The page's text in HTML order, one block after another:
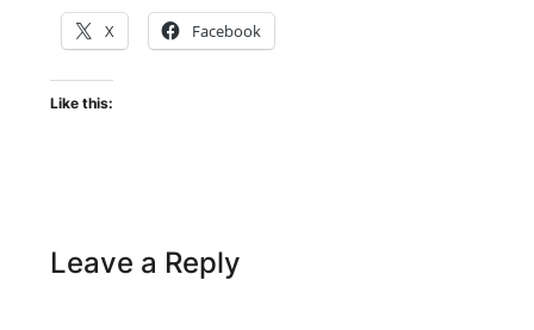
X Facebook
Like this:
Leave a Reply